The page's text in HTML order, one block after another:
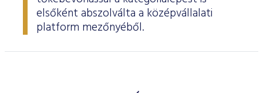
elsőként abszolválta a középvállalati
platform mezőnyéből.